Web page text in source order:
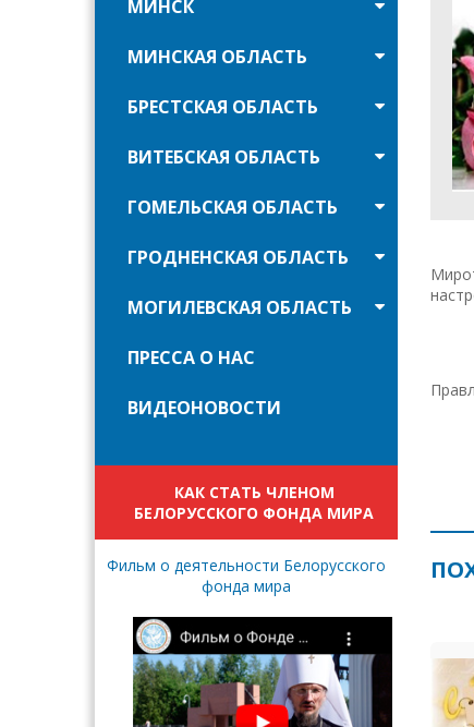
МИНСК
МИНСКАЯ ОБЛАСТЬ
БРЕСТСКАЯ ОБЛАСТЬ
ВИТЕБСКАЯ ОБЛАСТЬ
ГОМЕЛЬСКАЯ ОБЛАСТЬ
ГРОДНЕНСКАЯ ОБЛАСТЬ
МОГИЛЕВСКАЯ ОБЛАСТЬ
ПРЕССА О НАС
ВИДЕОНОВОСТИ
КАК СТАТЬ ЧЛЕНОМ
БЕЛОРУССКОГО ФОНДА МИРА
Фильм о деятельности Белорусского
фонда мира